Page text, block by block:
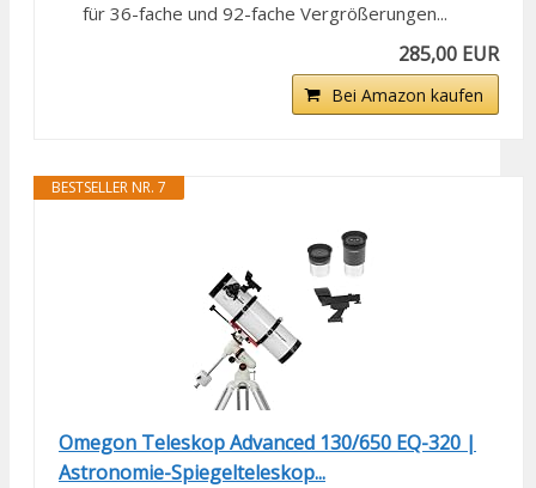
für 36-fache und 92-fache Vergrößerungen...
285,00 EUR
Bei Amazon kaufen
BESTSELLER NR. 7
Omegon Teleskop Advanced 130/650 EQ-320 |
Astronomie-Spiegelteleskop...